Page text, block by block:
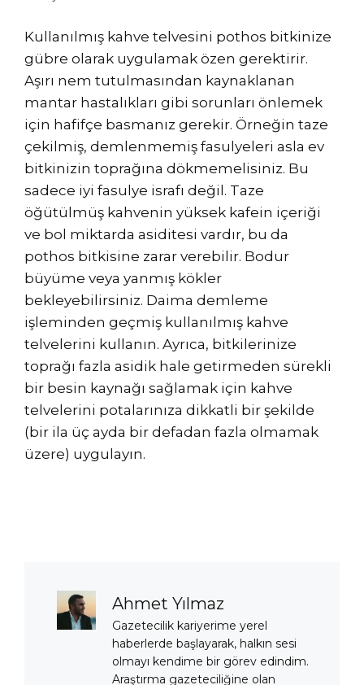
Kullanılmış kahve telvesini pothos bitkinize
gübre olarak uygulamak özen gerektirir.
Aşırı nem tutulmasından kaynaklanan
mantar hastalıkları gibi sorunları önlemek
için hafifçe basmanız gerekir. Örneğin taze
çekilmiş, demlenmemiş fasulyeleri asla ev
bitkinizin toprağına dökmemelisiniz. Bu
sadece iyi fasulye israfı değil. Taze
öğütülmüş kahvenin yüksek kafein içeriği
ve bol miktarda asiditesi vardır, bu da
pothos bitkisine zarar verebilir. Bodur
büyüme veya yanmış kökler
bekleyebilirsiniz. Daima demleme
işleminden geçmiş kullanılmış kahve
telvelerini kullanın. Ayrıca, bitkilerinize
toprağı fazla asidik hale getirmeden sürekli
bir besin kaynağı sağlamak için kahve
telvelerini potalarınıza dikkatli bir şekilde
(bir ila üç ayda bir defadan fazla olmamak
üzere) uygulayın.
Ahmet Yılmaz
Gazetecilik kariyerime yerel
haberlerde başlayarak, halkın sesi
olmayı kendime bir görev edindim.
Araştırma gazeteciliğine olan